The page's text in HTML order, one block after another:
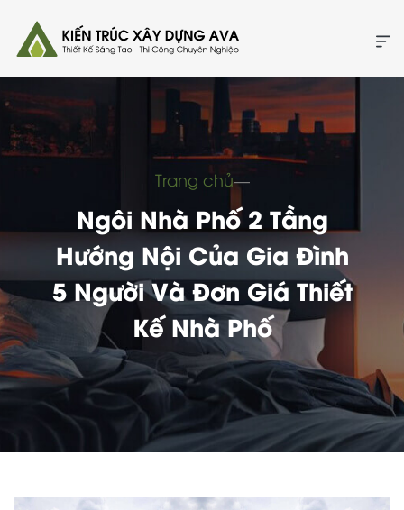
Trang chủ―
Ngôi Nhà Phố 2 Tầng
Hướng Nội Của Gia Đình
5 Người Và Đơn Giá Thiết
Kế Nhà Phố